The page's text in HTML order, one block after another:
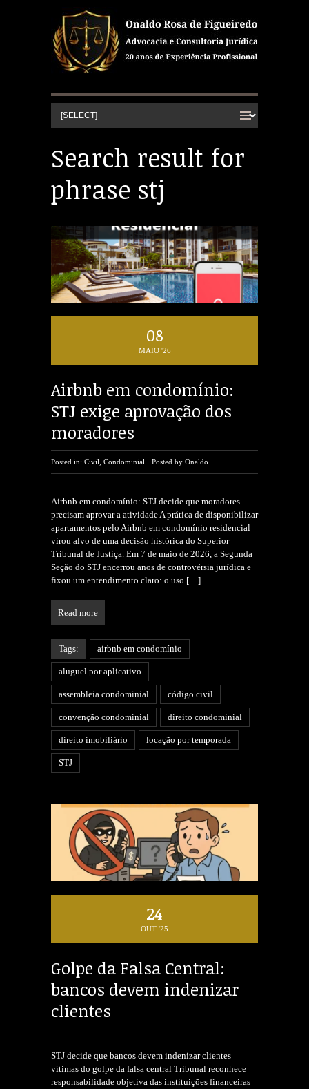
Search result for
phrase stj
08
MAIO '26
Airbnb em condomínio:
STJ exige aprovação dos
moradores
Posted in: Civil Condominial Posted by Onaldo
Airbnb em condomínio: STJ decide que moradores
precisam aprovar a atividade A prática de disponibilizar
apartamentos pelo Airbnb em condomínio residencial
virou alvo de uma decisão histórica do Superior
Tribunal de Justiça. Em 7 de maio de 2026, a Segunda
Seção do STJ encerrou anos de controvérsia jurídica e
fixou um entendimento claro: o uso […]
Read more
Tags: airbnb em condomínio
aluguel por aplicativo
assembleia condominial código civil
convenção condominial direito condominial
direito imobiliário locação por temporada
STJ
24
OUT '25
Golpe da Falsa Central:
bancos devem indenizar
clientes
STJ decide que bancos devem indenizar clientes
vítimas do golpe da falsa central Tribunal reconhece
responsabilidade objetiva das instituições financeiras